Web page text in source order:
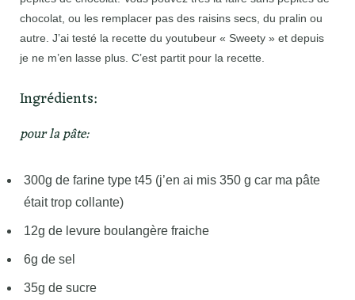
chocolat, ou les remplacer pas des raisins secs, du pralin ou
autre. J’ai testé la recette du youtubeur « Sweety » et depuis
je ne m’en lasse plus. C’est partit pour la recette.
Ingrédients:
pour la pâte:
300g de farine type t45 (j’en ai mis 350 g car ma pâte
était trop collante)
12g de levure boulangère fraiche
6g de sel
35g de sucre